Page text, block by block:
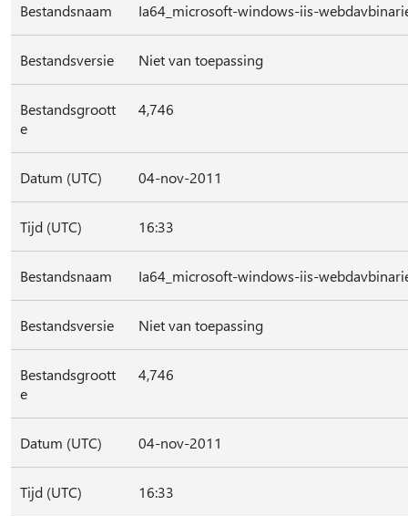
Bestandsnaam Ia64_microsoft-windows-iis-
Bestandsversie Niet van toepassing
Bestandsgroott
e
4,746
Datum (UTC) 04-nov-2011
Tijd (UTC) 16:33
Bestandsnaam Ia64_microsoft-windows-iis-
Bestandsversie Niet van toepassing
Bestandsgroott
e
4,746
Datum (UTC) 04-nov-2011
Tijd (UTC) 16:33